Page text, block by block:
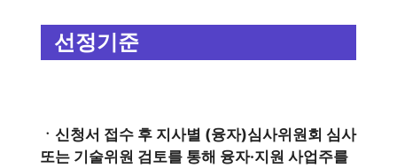
선정기준
ㆍ신청서 접수 후 지사별 (융자)심사위원회 심사
또는 기술위원 검토를 통해 융자·지원 사업주를